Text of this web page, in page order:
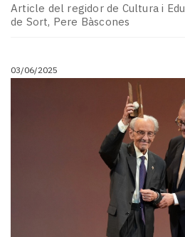
Article del regidor de Cultura i
de Sort, Pere Bàscones
03/06/2025